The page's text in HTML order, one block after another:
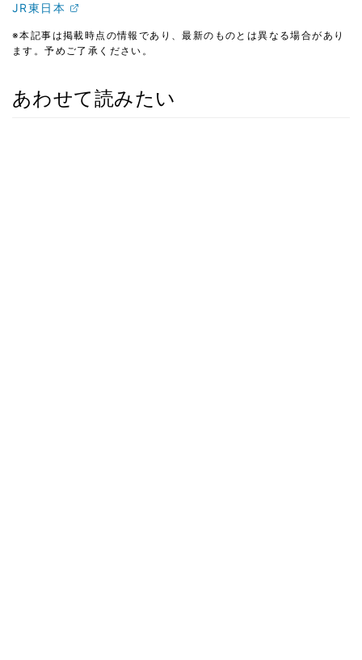
JR東日本
※本記事は掲載時点の情報であり、最新のものとは異なる場合があり
ます。予めご了承ください。
あわせて読みたい